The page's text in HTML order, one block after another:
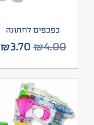
כפכפים לחתונה
₪4.00
₪3.70